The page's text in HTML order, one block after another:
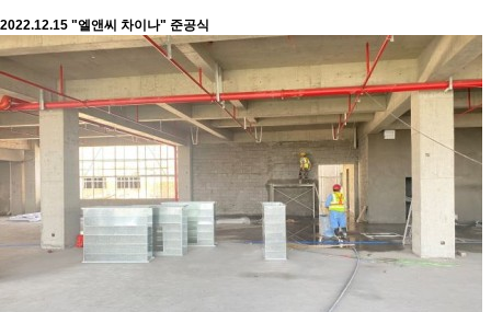
2022.12.15 "엘앤씨 차이나" 준공식